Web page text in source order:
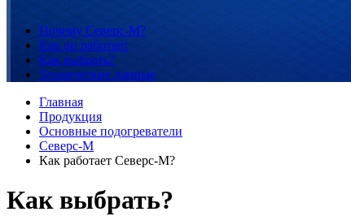
Почему Северс-М?
Как он работает
Как выбрать?
Технические данные
Главная
Продукция
Основные подогреватели
Северс-М
Как работает Северс-М?
Как выбрать?